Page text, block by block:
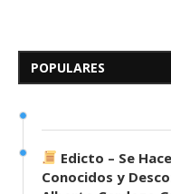
POPULARES
Edicto – Se
Conocidos y